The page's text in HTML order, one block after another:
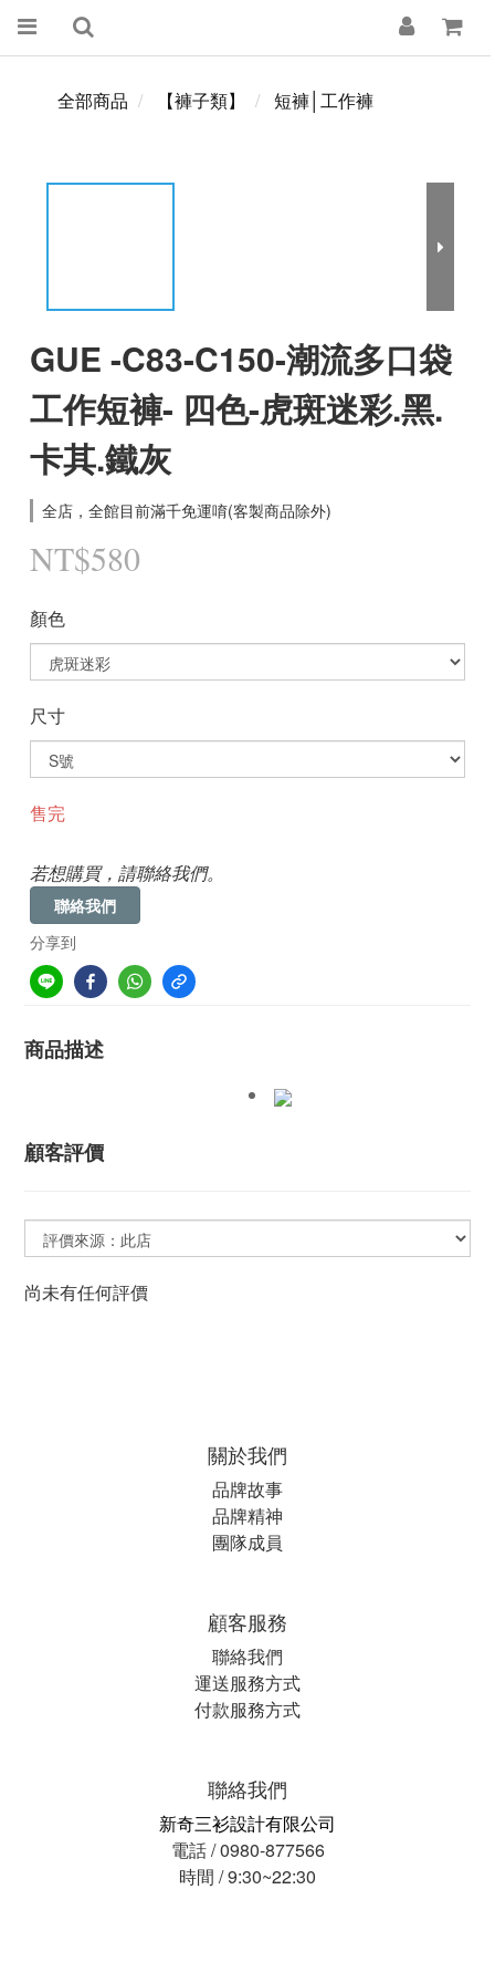
全部商品 【褲子類】 短褲│工作褲
GUE -C83-C150-潮流多口袋
工作短褲- 四色-虎斑迷彩.黑.
卡其.鐵灰
全店，全館目前滿千免運唷(客製商品除外)
NT$580
顏色
尺寸
售完
若想購買，請聯絡我們。
聯絡我們
分享到
商品描述
顧客評價
尚未有任何評價
關於我們
品牌故事
品牌精神
團隊成員
顧客服務
聯絡我們
運送服務方式
付款服務方式
聯絡我們
新奇三衫設計有限公司
電話 / 0980-877566
時間 / 9:30~22:30